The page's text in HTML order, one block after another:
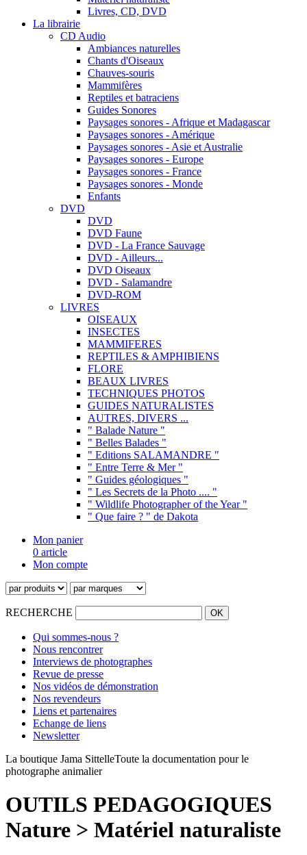
Livres, CD, DVD
La librairie
CD Audio
Ambiances naturelles
Chants d'Oiseaux
Chauves-souris
Mammifères
Reptiles et batraciens
Guides Sonores
Paysages sonores - Afrique et Madagascar
Paysages sonores - Amérique
Paysages sonores - Asie et Australie
Paysages sonores - Europe
Paysages sonores - France
Paysages sonores - Monde
Enfants
DVD
DVD
DVD Faune
DVD - La France Sauvage
DVD - Ailleurs...
DVD Oiseaux
DVD - Salamandre
DVD-ROM
LIVRES
OISEAUX
INSECTES
MAMMIFERES
REPTILES & AMPHIBIENS
FLORE
BEAUX LIVRES
TECHNIQUES PHOTOS
GUIDES NATURALISTES
AUTRES, DIVERS ...
" Balade Nature "
" Belles Balades "
" Editions SALAMANDRE "
" Entre Terre & Mer "
" Guides géologiques "
" Les Secrets de la Photo .... "
" Wildlife Photographer of the Year "
" Que faire ? " de Dakota
Mon panier
0 article
Mon compte
RECHERCHE
Qui sommes-nous ?
Nous rencontrer
Interviews de photographes
Revue de presse
Nos vidéos de démonstration
Nos revendeurs
Liens et partenaires
Echange de liens
Newsletter
La boutique Jama SittelleToute la documentation pour le
photographe animalier
OUTILS PEDAGOGIQUES
Nature > Matériel naturaliste